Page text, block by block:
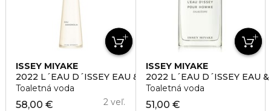
ISSEY MIYAKE
2022 L´EAU D´ISSEY EAU & MAGNOLIA
Toaletná voda
58,00 € 2 veľ.
ISSEY MIYAKE
2022 L´EAU D´ISSEY EAU
Toaletná voda
51,00 €